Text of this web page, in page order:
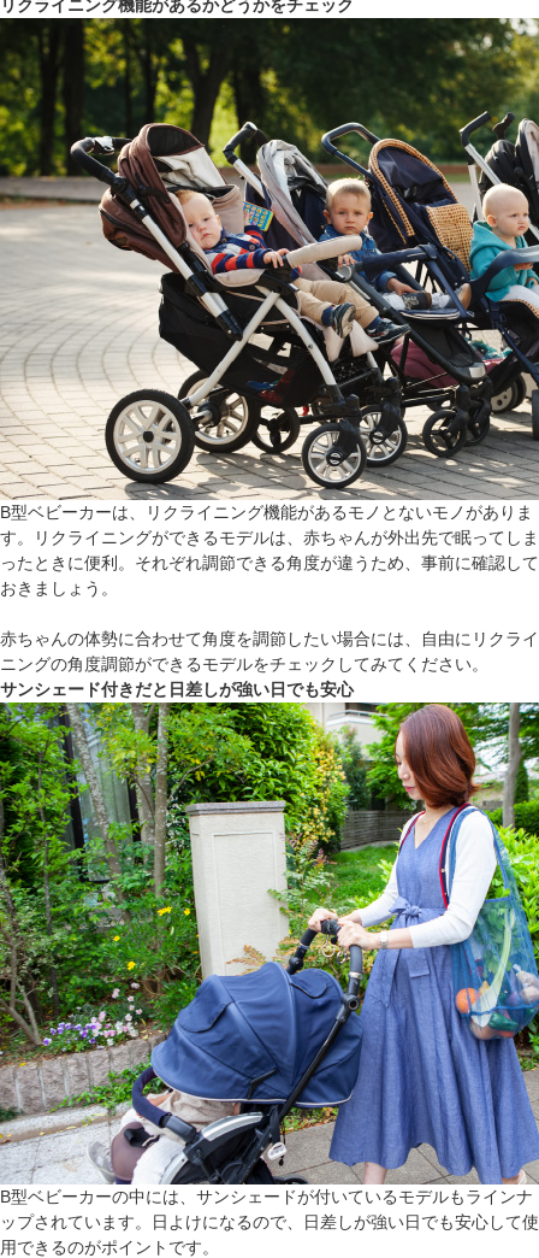
リクライニング機能があるかどうかをチェック
B型ベビーカーは、リクライニング機能があるモノとないモノがありま
す。リクライニングができるモデルは、赤ちゃんが外出先で眠ってしま
ったときに便利。それぞれ調節できる角度が違うため、事前に確認して
おきましょう。
赤ちゃんの体勢に合わせて角度を調節したい場合には、自由にリクライ
ニングの角度調節ができるモデルをチェックしてみてください。
サンシェード付きだと日差しが強い日でも安心
B型ベビーカーの中には、サンシェードが付いているモデルもラインナ
ップされています。日よけになるので、日差しが強い日でも安心して使
用できるのがポイントです。